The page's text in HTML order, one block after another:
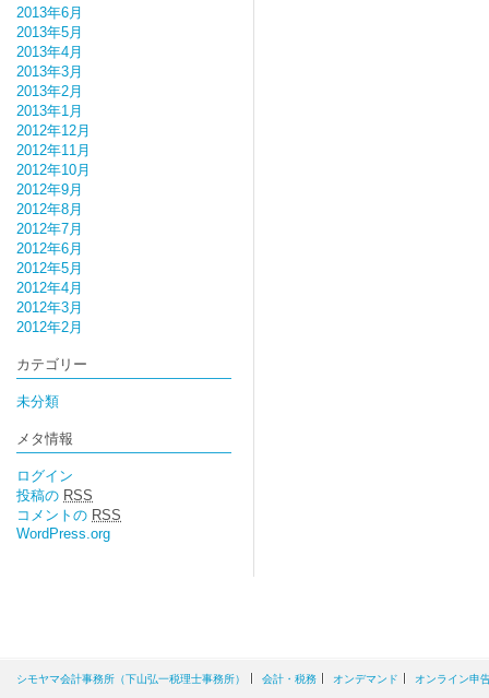
2013年6月
2013年5月
2013年4月
2013年3月
2013年2月
2013年1月
2012年12月
2012年11月
2012年10月
2012年9月
2012年8月
2012年7月
2012年6月
2012年5月
2012年4月
2012年3月
2012年2月
カテゴリー
未分類
メタ情報
ログイン
投稿の RSS
コメントの RSS
WordPress.org
シモヤマ会計事務所（下山弘一税理士事務所） 会計・税務 オンデマンド オンライン申